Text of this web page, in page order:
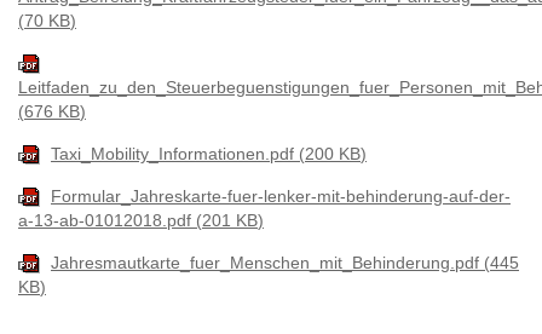
70 KB
676 KB
Taxi_Mobility_Informationen.pdf 200 KB
Formular_Jahreskarte-fuer-lenker-mit-behinderung-auf-der-
a-13-ab-01012018.pdf
201 KB
Jahresmautkarte_fuer_Menschen_mit_Behinderung.pdf 445
KB